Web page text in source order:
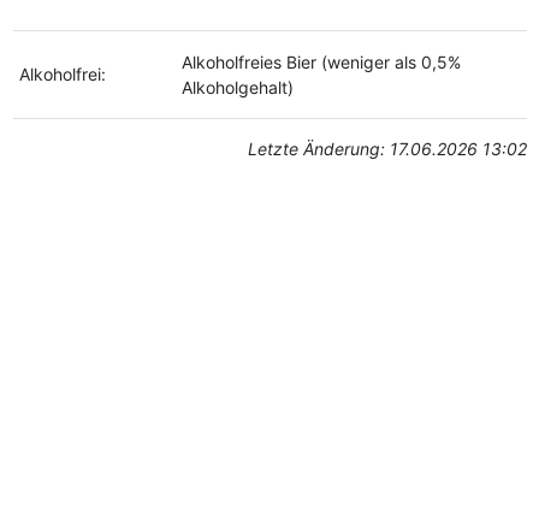
Alkoholfrei:
Alkoholfreies Bier (weniger als 0,5%
Alkoholgehalt)
Letzte Änderung: 17.06.2026 13:02